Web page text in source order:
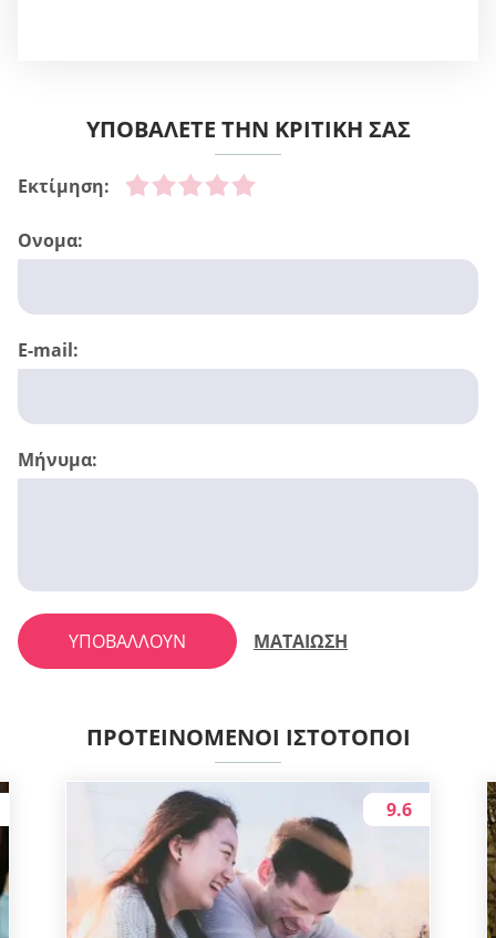
ΥΠΟΒΆΛΕΤΕ ΤΗΝ ΚΡΙΤΙΚΉ ΣΑΣ
Εκτίμηση:
Ονομα:
E-mail:
Μήνυμα:
ΥΠΟΒΆΛΛΟΥΝ ΜΑΤΑΊΩΣΗ
ΠΡΟΤΕΙΝΌΜΕΝΟΙ ΙΣΤΌΤΟΠΟΙ
9.6